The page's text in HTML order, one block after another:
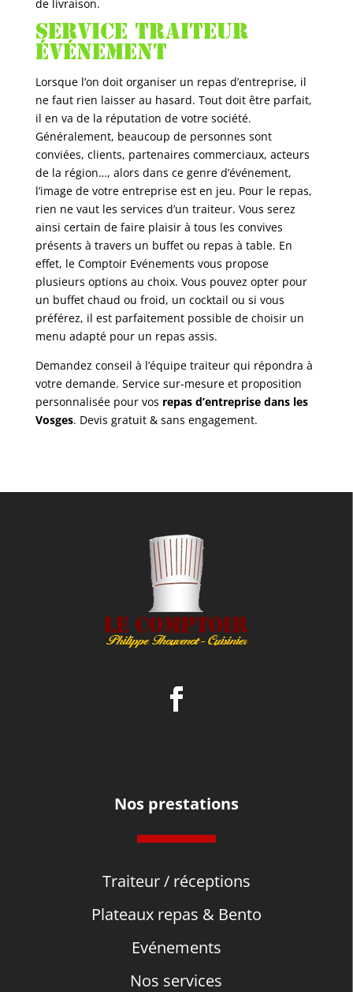
de livraison.
Service traiteur
événement
Lorsque l’on doit organiser un repas d’entreprise, il
ne faut rien laisser au hasard. Tout doit être parfait,
il en va de la réputation de votre société.
Généralement, beaucoup de personnes sont
conviées, clients, partenaires commerciaux, acteurs
de la région…, alors dans ce genre d’événement,
l’image de votre entreprise est en jeu. Pour le repas,
rien ne vaut les services d’un traiteur. Vous serez
ainsi certain de faire plaisir à tous les convives
présents à travers un buffet ou repas à table. En
effet, le Comptoir Evénements vous propose
plusieurs options au choix. Vous pouvez opter pour
un buffet chaud ou froid, un cocktail ou si vous
préférez, il est parfaitement possible de choisir un
menu adapté pour un repas assis.
Demandez conseil à l’équipe traiteur qui répondra à
votre demande. Service sur-mesure et proposition
personnalisée pour vos repas d’entreprise dans les
Vosges. Devis gratuit & sans engagement.
Nos prestations
Traiteur / réceptions
Plateaux repas & Bento
Evénements
Nos services